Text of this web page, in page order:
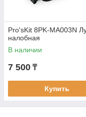
Pro'sKit 8PK-MA003N
налобная
В наличии
7 500 ₸
Купить